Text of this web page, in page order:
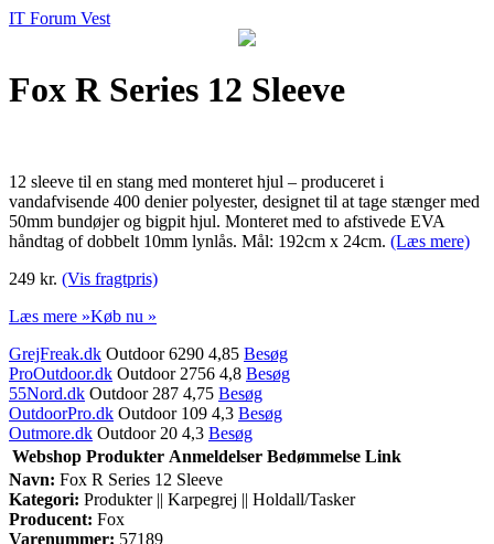
IT Forum Vest
Fox R Series 12 Sleeve
12 sleeve til en stang med monteret hjul – produceret i
vandafvisende 400 denier polyester, designet til at tage stænger med
50mm bundøjer og bigpit hjul. Monteret med to afstivede EVA
håndtag of dobbelt 10mm lynlås. Mål: 192cm x 24cm. (Læs mere)
249 kr. (Vis fragtpris)
Læs mere »Køb nu »
GrejFreak.dk Outdoor 6290 4,85 Besøg
ProOutdoor.dk Outdoor 2756 4,8 Besøg
55Nord.dk Outdoor 287 4,75 Besøg
OutdoorPro.dk Outdoor 109 4,3 Besøg
Outmore.dk Outdoor 20 4,3 Besøg
Webshop Produkter Anmeldelser Bedømmelse Link
Navn: Fox R Series 12 Sleeve
Kategori: Produkter || Karpegrej || Holdall/Tasker
Producent: Fox
Varenummer: 57189